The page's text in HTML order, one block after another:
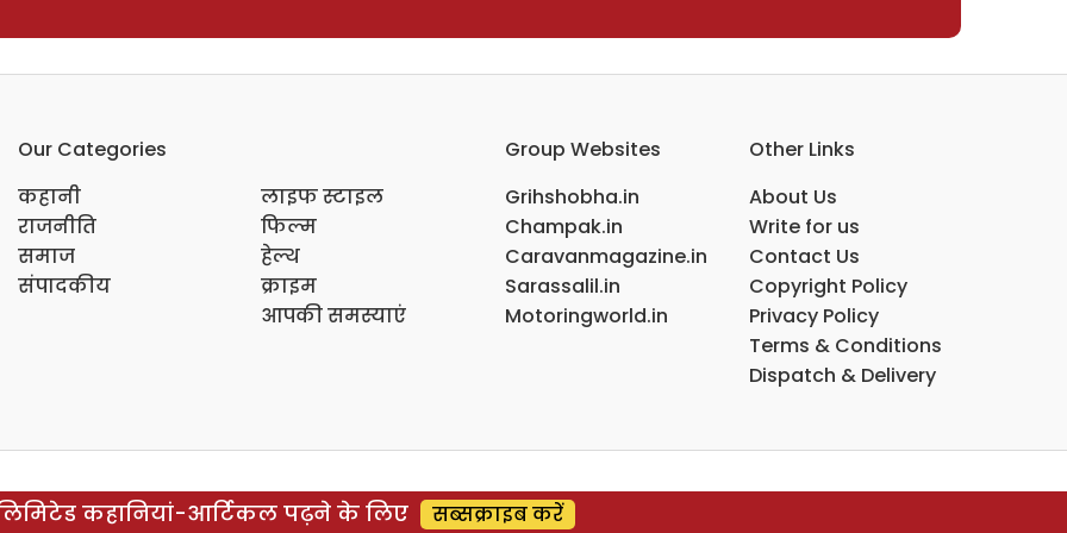
Our Categories
कहानी
राजनीति
समाज
संपादकीय
लाइफ स्टाइल
फिल्म
हेल्थ
क्राइम
आपकी समस्याएं
Group Websites
Grihshobha.in
Champak.in
Caravanmagazine.in
Sarassalil.in
Motoringworld.in
Other Links
About Us
Write for us
Contact Us
Copyright Policy
Privacy Policy
Terms & Conditions
Dispatch & Delivery
कहानियां-आर्टिकल पढ़ने के लिए सब्सक्राइब करें